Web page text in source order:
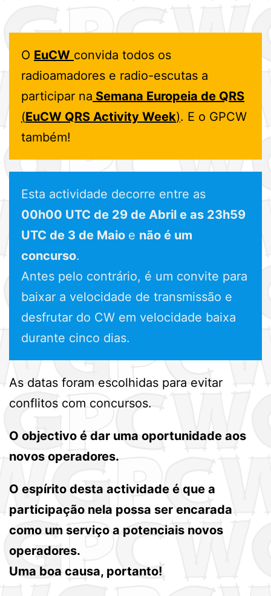
O EuCW convida todos os
radioamadores e radio-escutas a
participar na Semana Europeia de QRS
(EuCW QRS Activity Week). E o GPCW
também!
Esta actividade decorre entre as
00h00 UTC de 29 de Abril e as 23h59
UTC de 3 de Maio e não é um
concurso.
Antes pelo contrário, é um convite para
baixar a velocidade de transmissão e
desfrutar do CW em velocidade baixa
durante cinco dias.
As datas foram escolhidas para evitar
conflitos com concursos.
O objectivo é dar uma oportunidade aos
novos operadores.
O espírito desta actividade é que a
participação nela possa ser encarada
como um serviço a potenciais novos
operadores.
Uma boa causa, portanto!